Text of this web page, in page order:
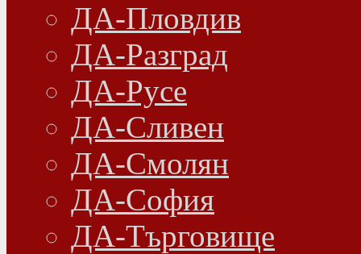
ДА-Пловдив
ДА-Разград
ДА-Русе
ДА-Сливен
ДА-Смолян
ДА-София
ДА-Търговище